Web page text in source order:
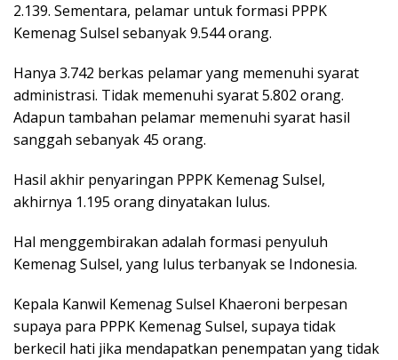
2.139. Sementara, pelamar untuk formasi PPPK
Kemenag Sulsel sebanyak 9.544 orang.
Hanya 3.742 berkas pelamar yang memenuhi syarat
administrasi. Tidak memenuhi syarat 5.802 orang.
Adapun tambahan pelamar memenuhi syarat hasil
sanggah sebanyak 45 orang.
Hasil akhir penyaringan PPPK Kemenag Sulsel,
akhirnya 1.195 orang dinyatakan lulus.
Hal menggembirakan adalah formasi penyuluh
Kemenag Sulsel, yang lulus terbanyak se Indonesia.
Kepala Kanwil Kemenag Sulsel Khaeroni berpesan
supaya para PPPK Kemenag Sulsel, supaya tidak
berkecil hati jika mendapatkan penempatan yang tidak